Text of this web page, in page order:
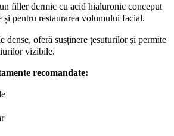
filler dermic cu acid hialuronic conceput
pentru restaurarea volumului facial.
dense, oferă susținere țesuturilor și permite
vizibile.
recomandate: